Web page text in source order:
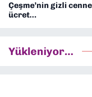
Çeşme’nin gizli
ücret…
Yükleniyor...